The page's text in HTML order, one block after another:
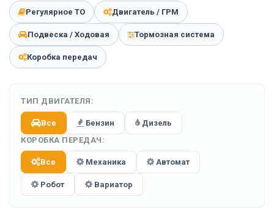
Регулярное ТО Двигатель / ГРМ
Подвеска / Ходовая Тормозная система
Коробка передач
ТИП ДВИГАТЕЛЯ:
Все Бензин
Дизель
КОРОБКА ПЕРЕДАЧ:
Все Механика Автомат
Робот Вариатор